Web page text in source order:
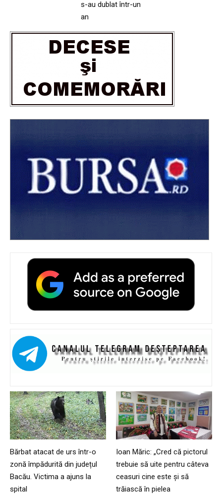
s-au dublat într-un
an
Bărbat atacat de urs într-o
zonă împădurită din județul
Bacău. Victima a ajuns la
spital
Ioan Măric: „Cred că pictorul
trebuie să uite pentru câteva
ceasuri cine este și să
trăiască în pielea